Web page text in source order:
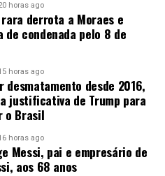
diferenças em
parda geralmente mata
mordida no pescoço,
começar a se
do abdômen e das
presa, o animal pode
folhas, terra e galhos.
ao local
horas ago
rara derrota a Moraes e
de condenada pelo 8 de
horas ago
desmatamento desde 2016,
justificativa de Trump para
o Brasil
horas ago
Messi, pai e empresário de
aos 68 anos